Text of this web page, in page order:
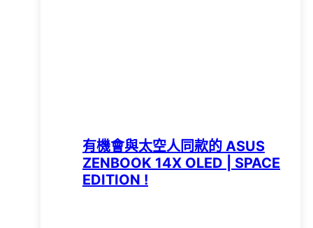
有機會與太空人同款的 ASUS
ZENBOOK 14X OLED | SPACE
EDITION !